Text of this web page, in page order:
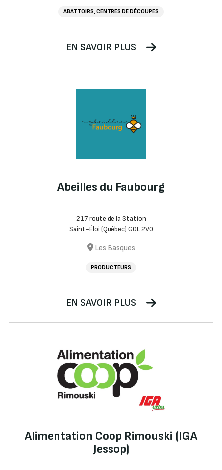
ABATTOIRS, CENTRES DE DÉCOUPES
EN SAVOIR PLUS
Abeilles du Faubourg
217 route de la Station
Saint-Éloi (Québec) G0L 2V0
Les Basques
PRODUCTEURS
EN SAVOIR PLUS
Alimentation Coop Rimouski (IGA
Jessop)